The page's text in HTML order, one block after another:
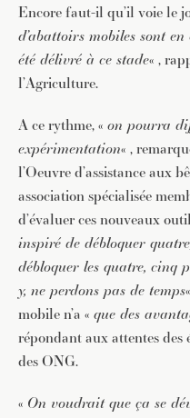
Encore faut-il qu’il voie le
d’abattoirs mobiles sont
été délivré à ce stade« ,
l’Agriculture.
A ce rythme, « on pourra
expérimentation« ,
l’Oeuvre d’assistance aux
association spécialisée
d’évaluer ces nouveaux
inspiré de débloquer
débloquer les quatre, cinq
y, ne perdons pas de temps
mobile n’a « que des
répondant aux attentes des
des ONG.
« On voudrait que ça se